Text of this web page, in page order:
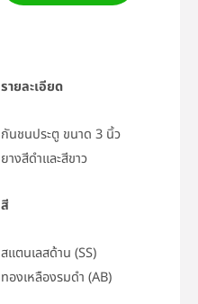
รายละเอียด
กันชนประตู ขนาด 3 นิ้ว
ยางสีดำและสีขาว
สี
สแตนเลสด้าน (SS)
ทองเหลืองรมดำ (AB)